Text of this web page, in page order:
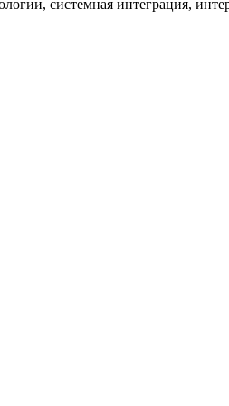
системная интеграция,